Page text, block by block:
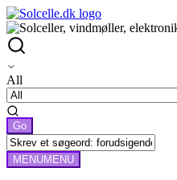
All
MENUMENU